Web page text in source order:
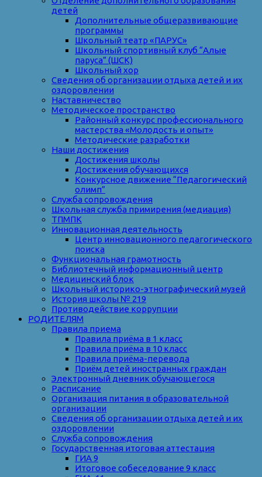
детей
Дополнительные общеразвивающие
программы
Школьный театр «ПАРУС»
Школьный спортивный клуб “Алые
паруса” (ШСК)
Школьный хор
Сведения об организации отдыха детей и их
оздоровлении
Наставничество
Методическое пространство
Районный конкурс профессионального
мастерства «Молодость и опыт»
Методические разработки
Наши достижения
Достижения школы
Достижения обучающихся
Конкурсное движение “Педагогический
олимп”
Служба сопровождения
Школьная служба примирения (медиация)
ТПМПК
Инновационная деятельность
Центр инновационного педагогического
поиска
Функциональная грамотность
Библиотечный информационный центр
Медицинский блок
Школьный историко-этнографический музей
История школы № 219
Противодействие коррупции
РОДИТЕЛЯМ
Правила приема
Правила приёма в 1 класс
Правила приёма в 10 класс
Правила приёма-перевода
Приём детей иностранных граждан
Электронный дневник обучающегося
Расписание
Организация питания в образовательной
организации
Сведения об организации отдыха детей и их
оздоровлении
Служба сопровождения
Государственная итоговая аттестация
ГИА 9
Итоговое собеседование 9 класс